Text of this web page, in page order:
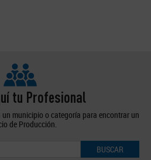
tu Profesional
municipio o categoría para encontrar un
de Producción.
BUSCAR